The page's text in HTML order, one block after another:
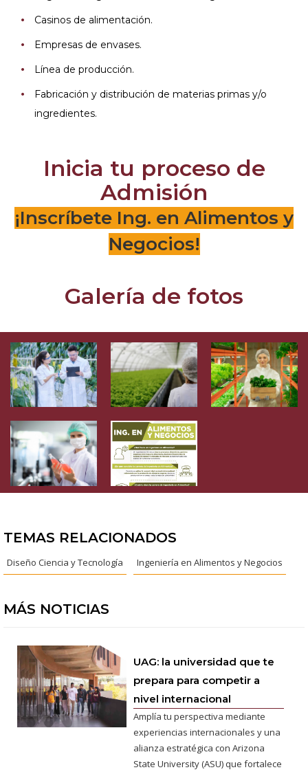
Casinos de alimentación.
Empresas de envases.
Línea de producción.
Fabricación y distribución de materias primas y/o
ingredientes.
Inicia tu proceso de
Admisión
¡Inscríbete Ing. en Alimentos y
Negocios!
Galería de fotos
TEMAS RELACIONADOS
Diseño Ciencia y Tecnología Ingeniería en Alimentos y Negocios
MÁS NOTICIAS
UAG: la universidad que te
prepara para competir a
nivel internacional
Amplía tu perspectiva mediante
experiencias internacionales y una
alianza estratégica con Arizona
State University (ASU) que fortalece